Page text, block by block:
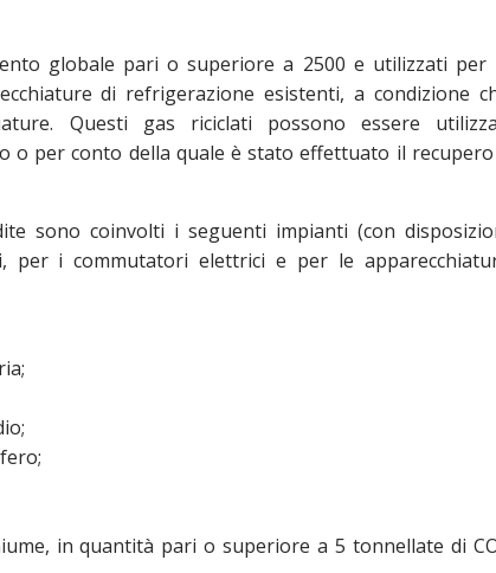
globale pari o superiore a 2500 e utilizzati per
di refrigerazione esistenti, a condizione
Questi gas riciclati possono essere
o per conto della quale è stato effettuato il
sono coinvolti i seguenti impianti (con
per i commutatori elettrici e per le
in quantità pari o superiore a 5 tonnellate di